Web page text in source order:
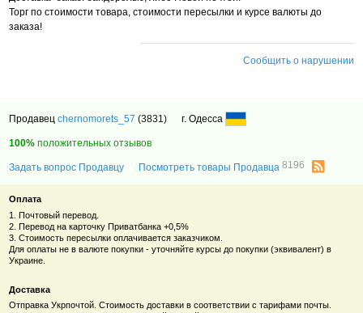
Торг по стоимости товара, стоимости пересылки и курсе валюты до
заказа!
Сообщить о нарушении
Продавецchernomorets_57 (3831) г. Одесса
100% положительных отзывов
Задать вопрос Продавцу Посмотреть товары Продавца8196
Оплата
1. Почтовый перевод.
2. Перевод на карточку Приватбанка +0,5%
3. Стоимость пересылки оплачивается заказчиком.
Для оплаты не в валюте покупки - уточняйте курсы до покупки (эквивалент) в
Украине.
Доставка
Отправка Укрпочтой. Стоимость доставки в соответствии с тарифами почты.